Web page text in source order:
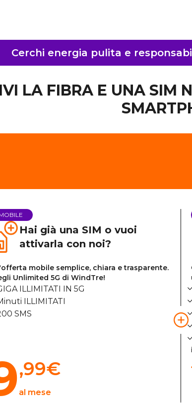
Cerchi energia pulita e
LA FIBRA E UNA SIM
Hai già una SIM o vuoi
attivarla con noi?
mobile semplice, chiara e trasparente.
Unlimited 5G di WindTre!
ILLIMITATI IN 5G
ILLIMITATI
SMS
,99€
al mese